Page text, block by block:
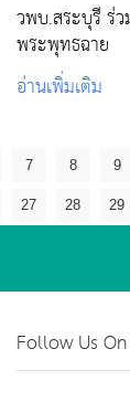
วพบ.สระบุรี ร่วม
พระพุทธฉาย
อ่านเพิ่มเติม
7 8 9
27 28 29
Follow Us